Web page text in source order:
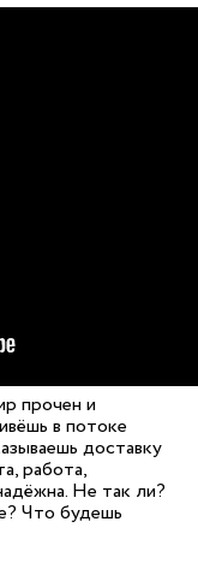
прочен и
в потоке
доставку
работа,
Не так ли?
Что будешь